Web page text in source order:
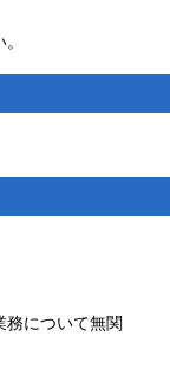
務について無関